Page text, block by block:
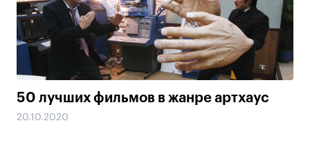
50 лучших фильмов в жанре артхаус
20.10.2020